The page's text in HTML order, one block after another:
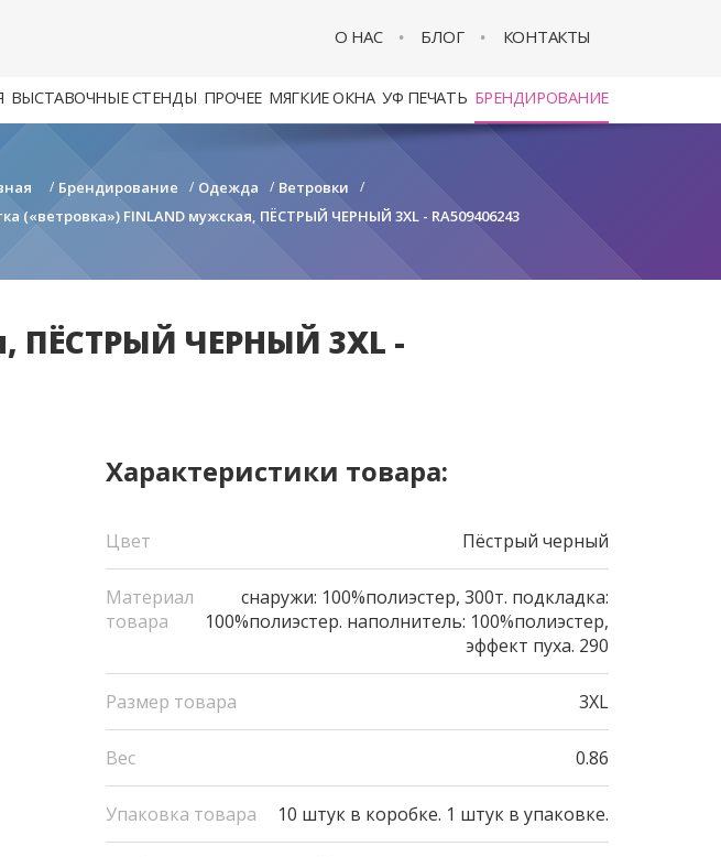
О НАС БЛОГ КОНТАКТЫ
ВЫСТАВОЧНЫЕ СТЕНДЫ ПРОЧЕЕ МЯГКИЕ ОКНА УФ ПЕЧАТЬ БРЕНДИРОВАНИЕ
/ Брендирование / Одежда / Ветровки /
(«ветровка») FINLAND мужская, ПЁСТРЫЙ ЧЕРНЫЙ 3XL - RA509406243
ПЁСТРЫЙ ЧЕРНЫЙ 3XL -
Характеристики товара:
Цвет Пёстрый черный
Материал
товара
снаружи: 100%полиэстер, 300т. подкладка:
100%полиэстер. наполнитель: 100%полиэстер,
эффект пуха. 290
Размер товара 3XL
Вес 0.86
Упаковка товара 10 штук в коробке. 1 штук в упаковке.